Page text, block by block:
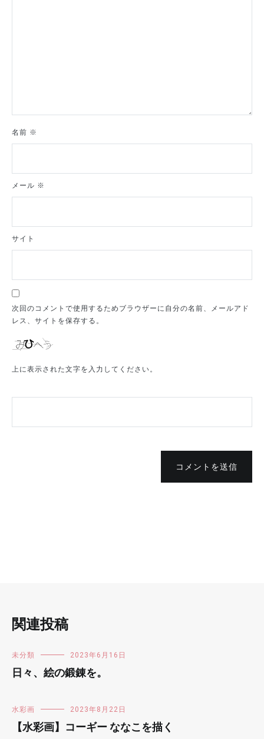
名前 ※
メール ※
サイト
次回のコメントで使用するためブラウザーに自分の名前、メールアド
レス、サイトを保存する。
上に表示された文字を入力してください。
コメントを送信
関連投稿
未分類 2023年6月16日
日々、絵の鍛錬を。
水彩画 2023年8月22日
【水彩画】コーギー ななこを描く